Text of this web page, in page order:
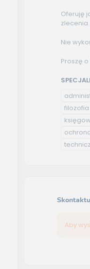
Oferuję
zlecenia.
Nie
Proszę
filozofia
Aby